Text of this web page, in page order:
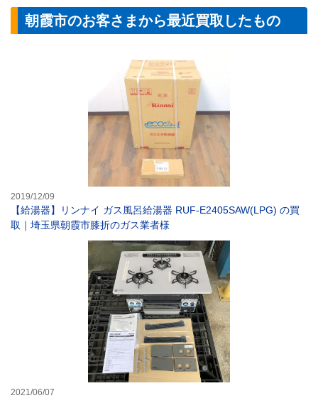
朝霞市のお客さまから最近買取したもの
2019/12/09
【給湯器】リンナイ ガス風呂給湯器 RUF-E2405SAW(LPG) の買
取｜埼玉県朝霞市膝折のガス業者様
2021/06/07